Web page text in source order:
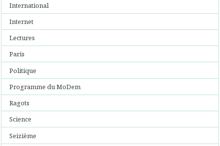
International
Internet
Lectures
Paris
Politique
Programme du MoDem
Ragots
Science
Seizième